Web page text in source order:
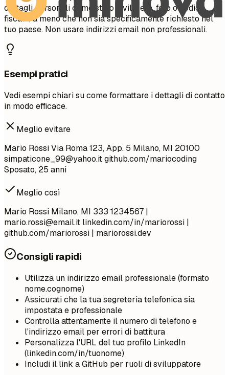
dettagli personali come stato civile, età, foto o codice
fiscale, a meno che non sia specificamente richiesto nel
tuo paese. Non usare indirizzi email non professionali.
Esempi pratici
Vedi esempi chiari su come formattare i dettagli di contatto
in modo efficace.
Meglio evitare
Mario Rossi Via Roma 123, App. 5 Milano, MI 20100
simpaticone_99@yahoo.itgithub.com/mariocoding
Sposato, 25 anni
Meglio così
Mario Rossi Milano, MI 333 1234567 |
mario.rossi@email.it linkedin.com/in/mariorossi |
github.com/mariorossi | mariorossi.dev
Consigli rapidi
Utilizza un indirizzo email professionale (formato
nome.cognome)
Assicurati che la tua segreteria telefonica sia
impostata e professionale
Controlla attentamente il numero di telefono e
l'indirizzo email per errori di battitura
Personalizza l'URL del tuo profilo LinkedIn
(linkedin.com/in/tuonome)
Includi il link a GitHub per ruoli di sviluppatore